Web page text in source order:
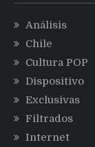
Análisis
Chile
Cultura POP
Dispositivo
Exclusivas
Filtrados
Internet